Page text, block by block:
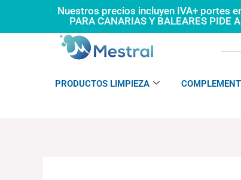
Nuestros precios incluyen IVA+ portes
PARA CANARIAS Y BALEARES PIDE
PRODUCTOS LIMPIEZA